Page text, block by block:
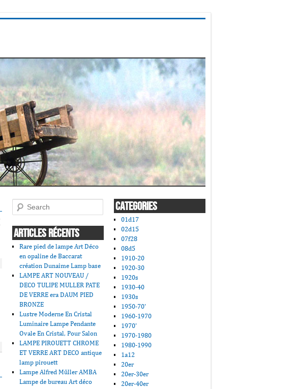
Search
ARTICLES RÉCENTS
Rare pied de lampe Art Déco
en opaline de Baccarat
création Dunaime Lamp base
LAMPE ART NOUVEAU /
DECO TULIPE MULLER PATE
DE VERRE era DAUM PIED
BRONZE
Lustre Moderne En Cristal
Luminaire Lampe Pendante
Ovale En Cristal, Pour Salon
LAMPE PIROUETT CHROME
ET VERRE ART DECO antique
lamp pirouett
Lampe Alfred Müller AMBA
Lampe de bureau Art déco
CATEGORIES
01d17
02d15
07f28
08d5
1910-20
1920-30
1920s
1930-40
1930s
1950-70'
1960-1970
1970'
1970-1980
1980-1990
1a12
20er
20er-30er
20er-40er